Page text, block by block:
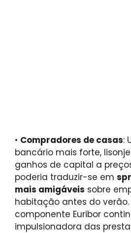
• Compradores de casas:
bancário mais forte,
ganhos de capital a
poderia traduzir-se em
mais amigáveis sobre
habitação antes do
componente Euribor
impulsionadora das